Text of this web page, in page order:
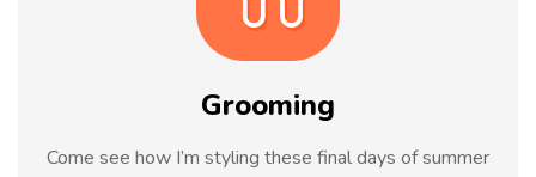
Grooming
Come see how I’m styling these final days of summer